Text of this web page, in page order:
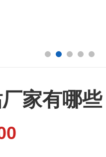
家有哪些